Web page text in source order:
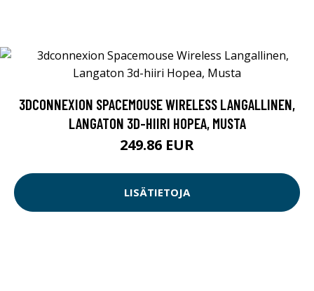
3DCONNEXION SPACEMOUSE WIRELESS LANGALLINEN,
LANGATON 3D-HIIRI HOPEA, MUSTA
249.86 EUR
LISÄTIETOJA